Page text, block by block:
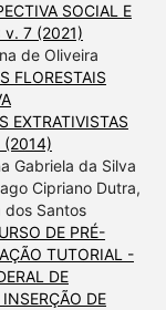
SOCIAL E
v. 7 (2021)
de Oliveira
FLORESTAIS
EXTRATIVISTAS
(2014)
Gabriela da Silva
Cipriano Dutra,
dos Santos
DE PRÉ-
TUTORIAL -
DE
DE